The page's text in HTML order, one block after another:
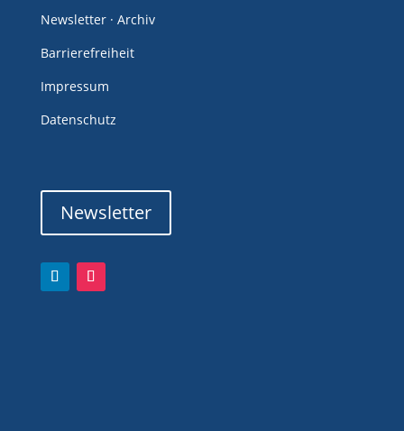
Newsletter · Archiv
Barrierefreiheit
Impressum
Datenschutz
Newsletter